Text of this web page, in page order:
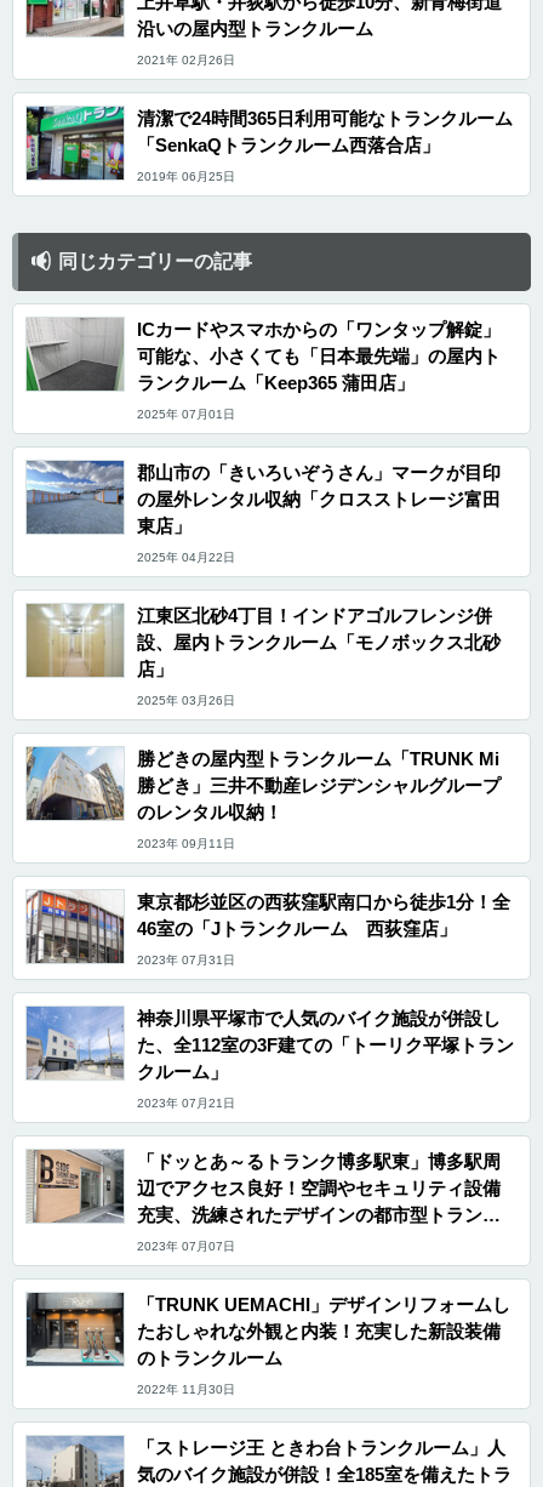
沿いの屋内型トランクルーム
2021年 02月26日
清潔で24時間365日利用可能なトランクルーム
「SenkaQトランクルーム西落合店」
2019年 06月25日
同じカテゴリーの記事
ICカードやスマホからの「ワンタップ解錠」
可能な、小さくても「日本最先端」の屋内ト
ランクルーム「Keep365 蒲田店」
2025年 07月01日
郡山市の「きいろいぞうさん」マークが目印
の屋外レンタル収納「クロスストレージ富田
東店」
2025年 04月22日
江東区北砂4丁目！インドアゴルフレンジ併
設、屋内トランクルーム「モノボックス北砂
店」
2025年 03月26日
勝どきの屋内型トランクルーム「TRUNK Mi
勝どき」三井不動産レジデンシャルグループ
のレンタル収納！
2023年 09月11日
東京都杉並区の西荻窪駅南口から徒歩1分！全
46室の「Jトランクルーム 西荻窪店」
2023年 07月31日
神奈川県平塚市で人気のバイク施設が併設し
た、全112室の3F建ての「トーリク平塚トラン
クルーム」
2023年 07月21日
「ドッとあ～るトランク博多駅東」博多駅周
辺でアクセス良好！空調やセキュリティ設備
充実、洗練されたデザインの都市型トランク
ルーム
2023年 07月07日
「TRUNK UEMACHI」デザインリフォームし
たおしゃれな外観と内装！充実した新設装備
のトランクルーム
2022年 11月30日
「ストレージ王 ときわ台トランクルーム」人
気のバイク施設が併設！全185室を備えたトラ